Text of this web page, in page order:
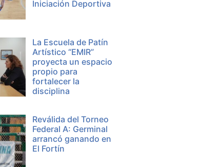
Iniciación Deportiva
La Escuela de Patín
Artístico “EMIR”
proyecta un espacio
propio para
fortalecer la
disciplina
Reválida del Torneo
Federal A: Germinal
arrancó ganando en
El Fortín